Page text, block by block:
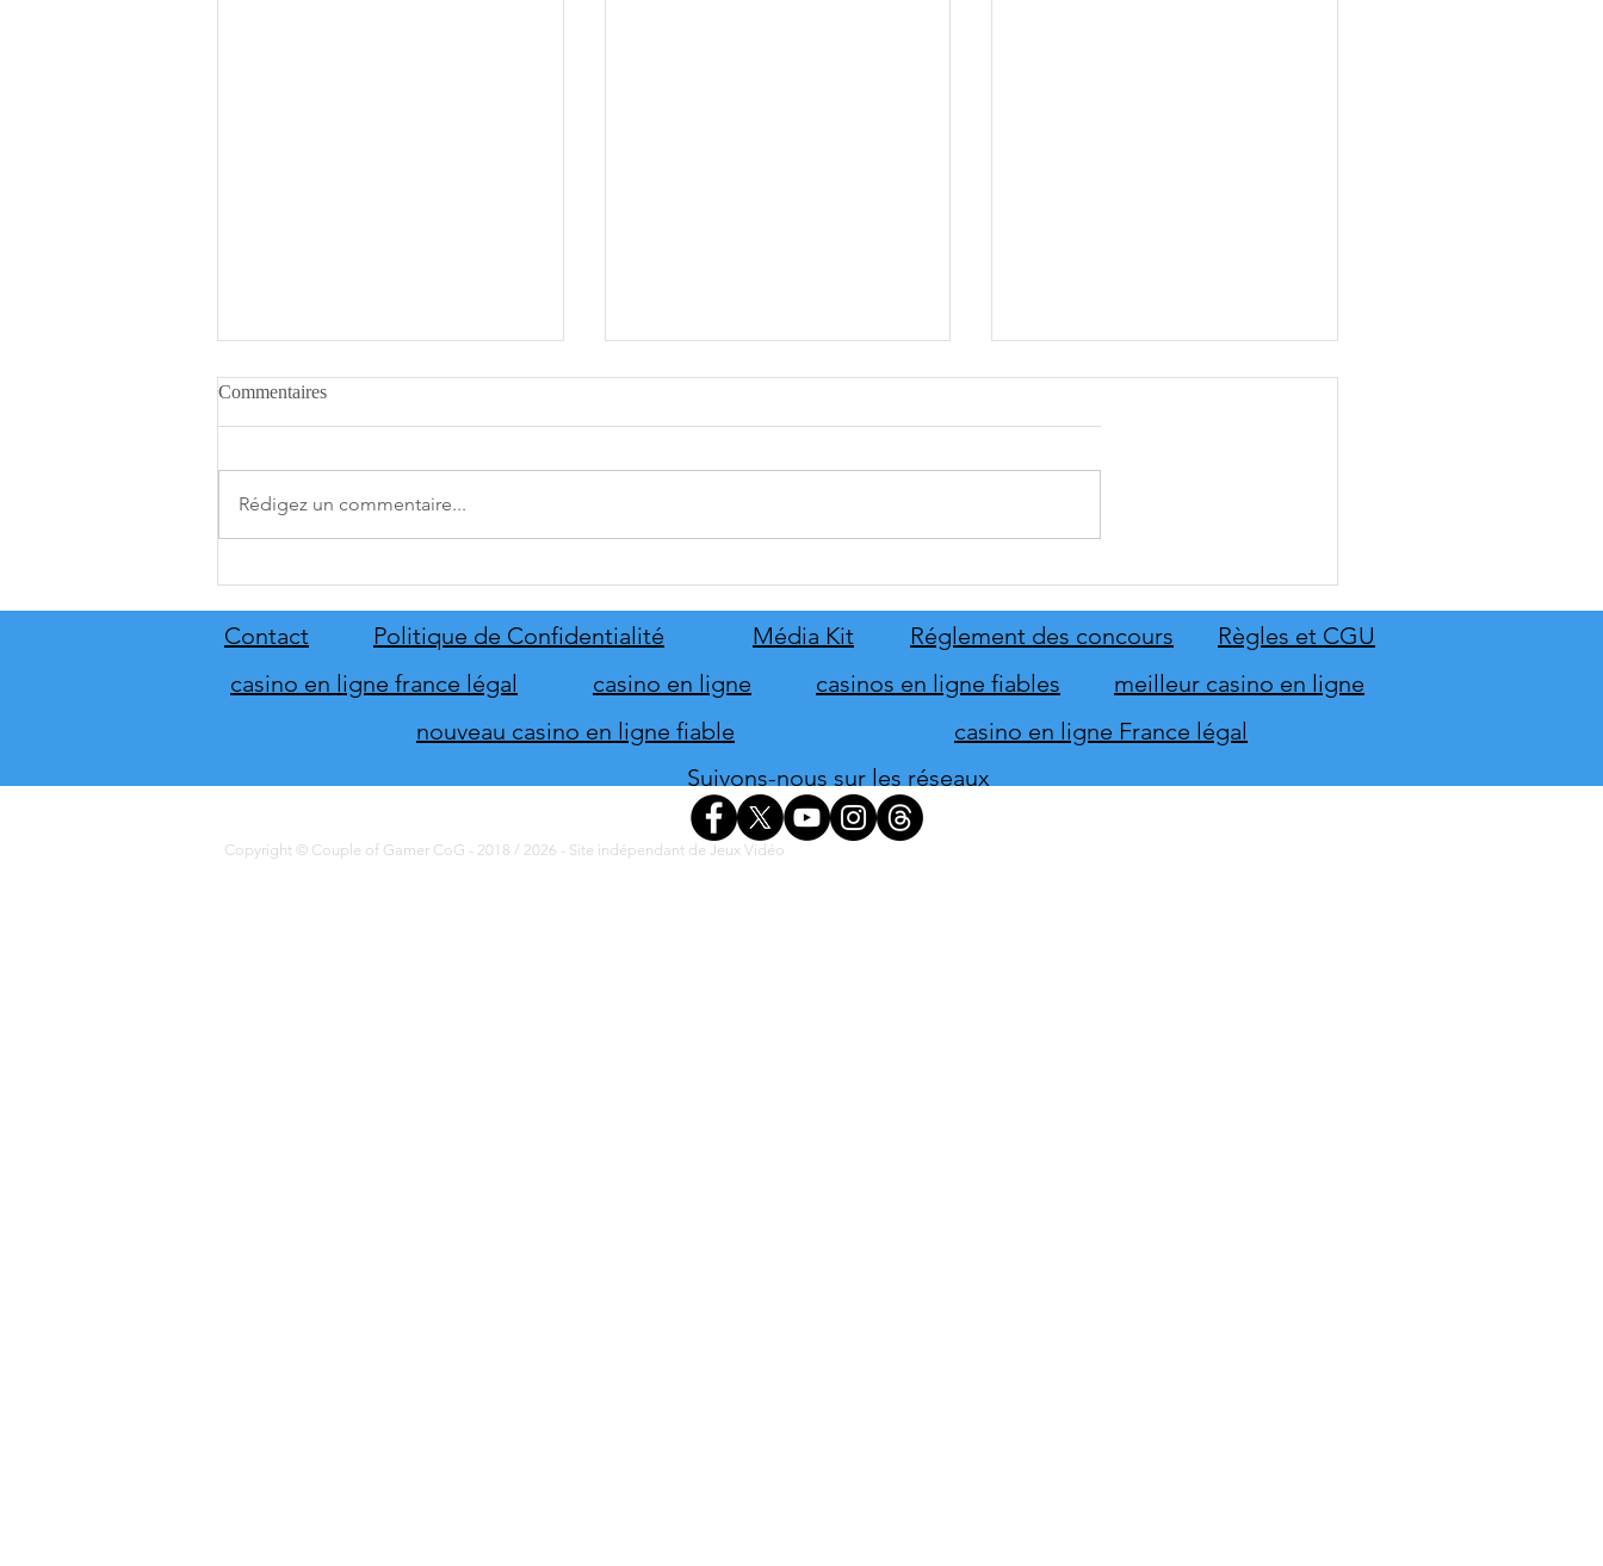
du direct de THQ Nordic
lancement
novembre
Commentaires
Rédigez un commentaire...
Contact Politique de Confidentialité Média Kit Règles et CGU
Réglement des concours
casino en ligne france légal
meilleur casino en ligne
casino en ligne
casinos en ligne fiables
nouveau casino en ligne fiable
casino en ligne France légal
Suivons-nous sur les réseaux
Copyright © Couple of Gamer CoG - 2018 / 2026 - Site indépendant de Jeux Vidéo